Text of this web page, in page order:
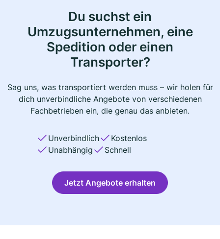
Du suchst ein
Umzugsunternehmen, eine
Spedition oder einen
Transporter?
Sag uns, was transportiert werden muss – wir holen für
dich unverbindliche Angebote von verschiedenen
Fachbetrieben ein, die genau das anbieten.
Unverbindlich
Kostenlos
Unabhängig
Schnell
Jetzt Angebote erhalten